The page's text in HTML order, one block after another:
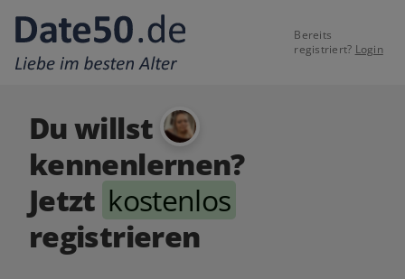
Bereits
registriert? Login
Du willst
kennenlernen?
Jetzt kostenlos
registrieren